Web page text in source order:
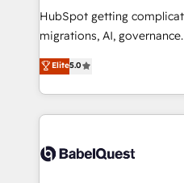
and implementation. -
integrations across your
- Dashboards, lifecycle
nurturing sequences. -
scalable retainers. Let’s make HubSpot your most
powerful growth engine.
HubSpot getting
migrations, AI, governance. We organise that
complexity, so your team
Welcome to our Profile! We help
implementation, reports,
training • CRM migration
custom API integrations
Elite5.0